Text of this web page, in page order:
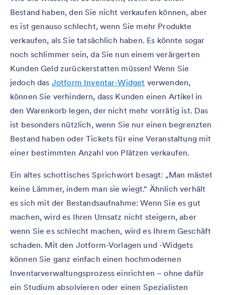
Bestand haben, den Sie nicht verkaufen können, aber
es ist genauso schlecht, wenn Sie mehr Produkte
verkaufen, als Sie tatsächlich haben. Es könnte sogar
noch schlimmer sein, da Sie nun einem verärgerten
Kunden Geld zurückerstatten müssen! Wenn Sie
jedoch das Jotform Inventar-Widget verwenden,
können Sie verhindern, dass Kunden einen Artikel in
den Warenkorb legen, der nicht mehr vorrätig ist. Das
ist besonders nützlich, wenn Sie nur einen begrenzten
Bestand haben oder Tickets für eine Veranstaltung mit
einer bestimmten Anzahl von Plätzen verkaufen.
Ein altes schottisches Sprichwort besagt: „Man mästet
keine Lämmer, indem man sie wiegt.“ Ähnlich verhält
es sich mit der Bestandsaufnahme: Wenn Sie es gut
machen, wird es Ihren Umsatz nicht steigern, aber
wenn Sie es schlecht machen, wird es Ihrem Geschäft
schaden. Mit den Jotform-Vorlagen und -Widgets
können Sie ganz einfach einen hochmodernen
Inventarverwaltungsprozess einrichten – ohne dafür
ein Studium absolvieren oder einen Spezialisten